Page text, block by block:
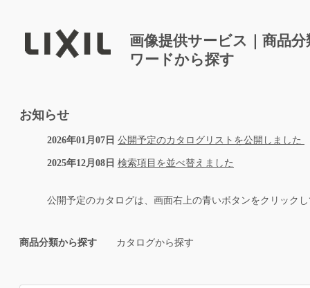
画像提供サービス｜商品分
ワードから探す
お知らせ
2026年01月07日 公開予定のカタログリストを公開しました
2025年12月08日 検索項目を並べ替えました
公開予定のカタログは、画面右上の青いボタンをクリック
商品分類から探す カタログから探す